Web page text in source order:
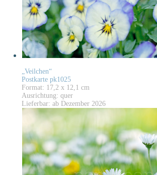
„Veilchen“
Postkarte pk1025
Format: 17,2 x 12,1 cm
Ausrichtung: quer
Lieferbar: ab Dezember 2026